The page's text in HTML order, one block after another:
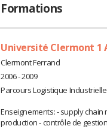
Formations
Université Clermont 1
Clermont Ferrand
2006 - 2009
Parcours Logistique Industrielle
Enseignements: - supply chain
production - contrôle de